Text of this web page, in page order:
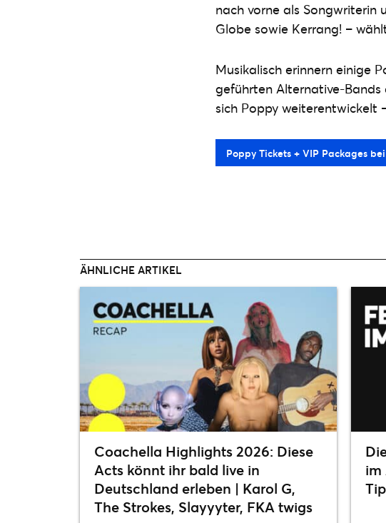
nach vorne als Songwriterin
Globe sowie Kerrang! –
Musikalisch erinnern einige
geführten Alternative-
sich Poppy weiterentwickelt
Poppy Tickets + VIP Packages
ÄHNLICHE ARTIKEL
Coachella Highlights 2026: Diese
Acts könnt ihr bald live in
Deutschland erleben | Karol G,
The Strokes, Slayyyter, FKA twigs
im